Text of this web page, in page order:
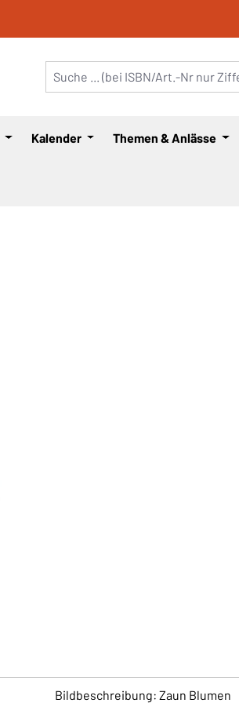
Kalender Themen & Anlässe
Bildbeschreibung: Zaun Blumen